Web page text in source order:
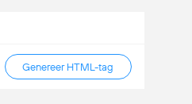
Genereer HTML-tag